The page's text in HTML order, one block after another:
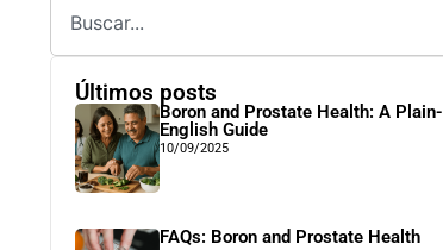
Últimos posts
Boron and Prostate Health: A Plain-
English Guide
10/09/2025
FAQs: Boron and Prostate Health